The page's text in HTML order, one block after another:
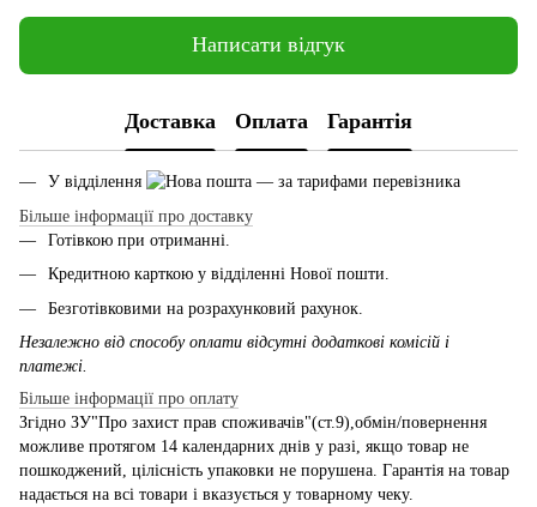
Написати відгук
Доставка Оплата Гарантія
У відділення
— за тарифами перевізника
Більше інформації про доставку
Готівкою при отриманні.
Кредитною карткою у відділенні Нової пошти.
Безготівковими на розрахунковий рахунок.
Незалежно від способу оплати відсутні додаткові комісій і
платежі.
Більше інформації про оплату
Згідно ЗУ"Про захист прав споживачів"(ст.9),обмін/повернення
можливе протягом 14 календарних днів у разі, якщо товар не
пошкоджений, цілісність упаковки не порушена. Гарантія на товар
надається на всі товари і вказується у товарному чеку.